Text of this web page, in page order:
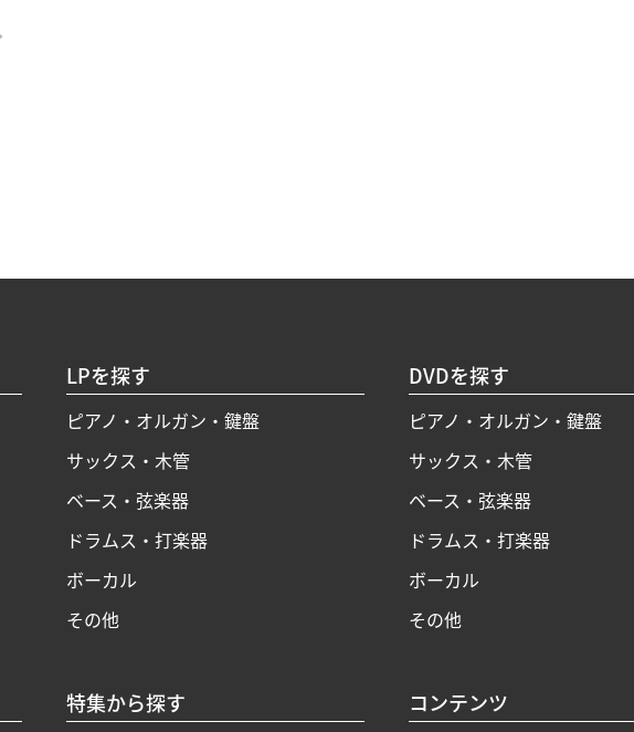
LPを探す
ピアノ・オルガン・鍵盤
サックス・木管
ベース・弦楽器
ドラムス・打楽器
ボーカル
その他
DVDを探す
ピアノ・オルガン・鍵盤
サックス・木管
ベース・弦楽器
ドラムス・打楽器
ボーカル
その他
特集から探す コンテンツ